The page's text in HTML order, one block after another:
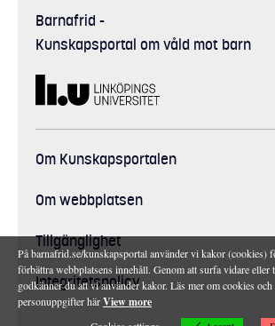
Barnafrid -
Kunskapsportal om våld mot barn
Om Kunskapsportalen
Om webbplatsen
Tillgänglighet
Integritetspolicy
På barnafrid.se/kunskapsportal använder vi kakor (cookies)
förbättra webbplatsens innehåll. Genom att surfa vidare eller
godkänner du att vi använder kakor. Läs mer om cookies
personuppgifter härView more